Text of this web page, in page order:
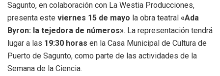
Sagunto, en colaboración con La Westia Producciones,
presenta este viernes 15 de mayo la obra teatral «Ada
Byron: la tejedora de números». La representación tendrá
lugar a las 19:30 horas en la Casa Municipal de Cultura de
Puerto de Sagunto, como parte de las actividades de la
Semana de la Ciencia.